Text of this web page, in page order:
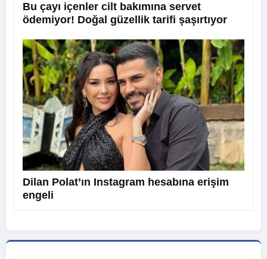
Bu çayı içenler cilt bakımına servet
ödemiyor! Doğal güzellik tarifi şaşırtıyor
Dilan Polat’ın Instagram hesabına erişim
engeli